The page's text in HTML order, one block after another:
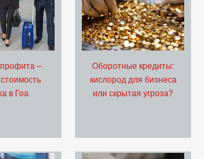
–
в Гоа
Оборотные кредиты:
кислород для бизнеса
или скрытая угроза?